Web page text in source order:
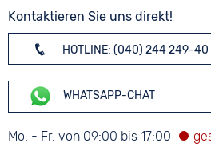
Kontaktieren Sie uns direkt!
HOTLINE: (040) 244 249-40
WHATSAPP-CHAT
Mo. - Fr. von 09:00 bis 17:00